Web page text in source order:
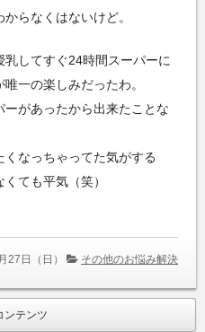
らなくはないけど。
してすぐ24時間スーパーに
一の楽しみだったわ。
があったから出来たことな
なっちゃってた気がする
ても平気（笑）
27日（日） その他のお悩み解決
ンテンツ